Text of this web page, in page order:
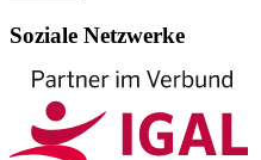
Soziale Netzwerke